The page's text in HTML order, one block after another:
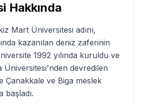
Hakkında
Mart Üniversitesi adını,
kazanılan deniz zaferinin
1992 yılında kuruldu ve
Üniversitesi'nden devredilen
Çanakkale ve Biga meslek
başladı.